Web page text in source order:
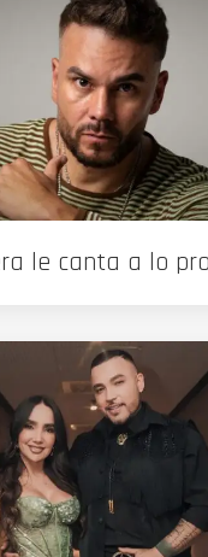
le canta a lo